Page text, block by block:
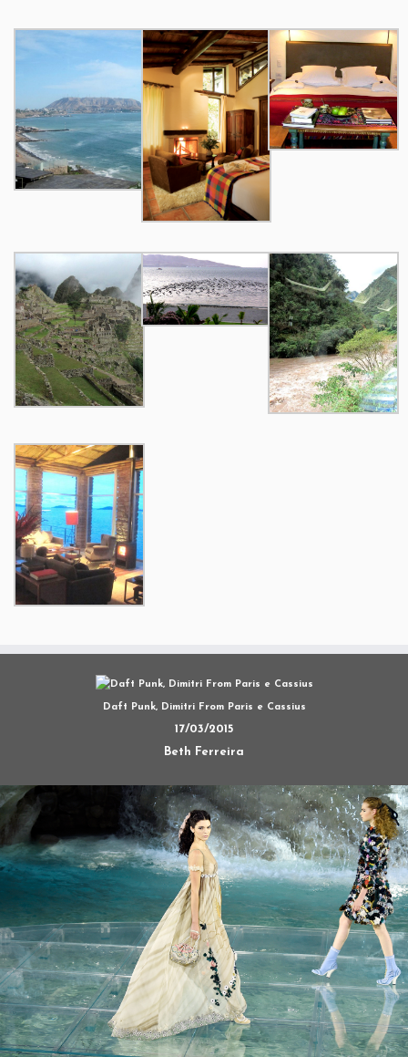
Daft Punk, Dimitri From Paris e Cassius
17/03/2015
Beth Ferreira